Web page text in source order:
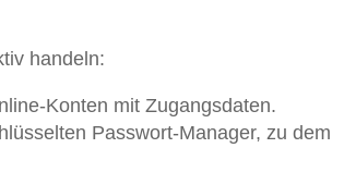
handeln:
Konten mit Zugangsdaten.
Passwort-Manager, zu dem